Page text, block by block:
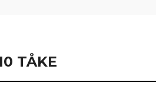
TÅKE